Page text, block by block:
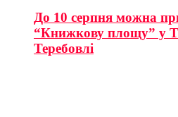
До 10 серпня можна
“Книжкову площу” у
Теребовлі